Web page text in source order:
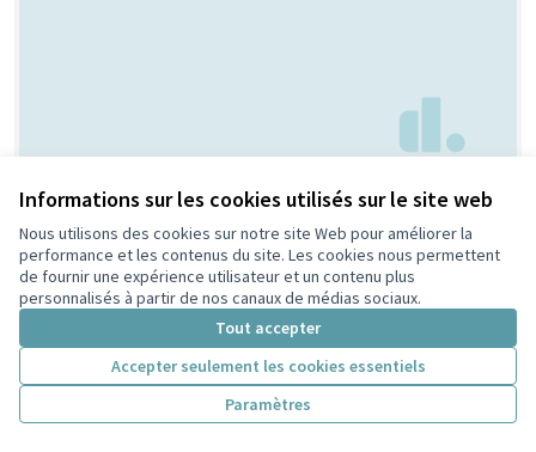
Informations sur les cookies utilisés sur le site web
Nous utilisons des cookies sur notre site Web pour améliorer la
performance et les contenus du site. Les cookies nous permettent
de fournir une expérience utilisateur et un contenu plus
personnalisés à partir de nos canaux de médias sociaux.
Tout accepter
Accepter seulement les cookies essentiels
Paramètres
Creation d'espaces
jeunesse
Non retenue par le tri
Bouaziz
1 4